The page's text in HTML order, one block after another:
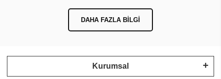
DAHA FAZLA BILGI
Kurumsal